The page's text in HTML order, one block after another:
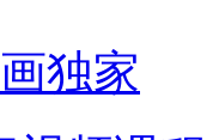
独家